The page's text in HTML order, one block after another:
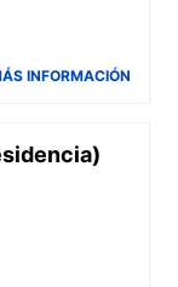
INFORMACIÓN